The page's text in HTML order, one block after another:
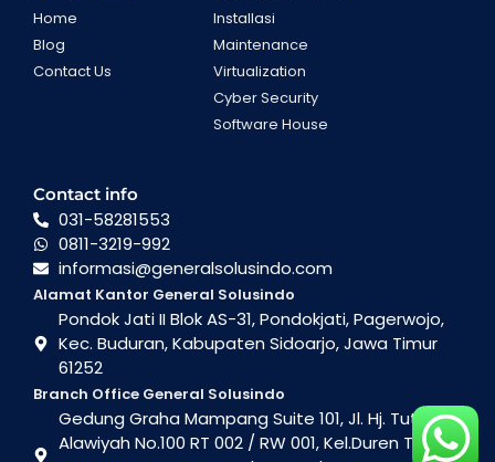
Home
Blog
Contact Us
Installasi
Maintenance
Virtualization
Cyber Security
Software House
Contact info
031-58281553
0811-3219-992
informasi@generalsolusindo.com
Alamat Kantor General Solusindo
Pondok Jati II Blok AS-31, Pondokjati, Pagerwojo,
Kec. Buduran, Kabupaten Sidoarjo, Jawa Timur
61252
Branch Office General Solusindo
Gedung Graha Mampang Suite 101, Jl. Hj. Tutty
Alawiyah No.100 RT 002 / RW 001, Kel.Duren Tiga ,